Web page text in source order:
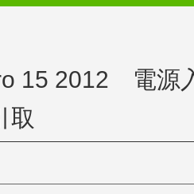
15 2012 電源
取